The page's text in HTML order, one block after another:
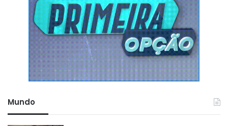
versão 2026 com motor 2.0 aspirado, 140 cv, transmissão
2DHT e autonomia elétrica de 150 km.
Essa diferença indica que os materiais consultados podem
se referir a versões, fases de divulgação ou configurações
distintas do Trumpchi E8 PHEV. Para manter precisão, a
matéria trata o motor 2.0 e a autonomia de 150 km como
Mundo